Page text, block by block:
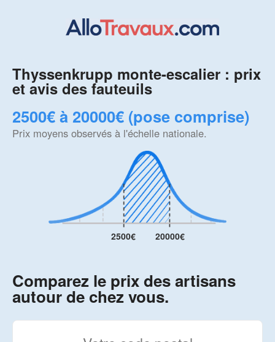
Thyssenkrupp monte-escalier : prix
et avis des fauteuils
2500€ à 20000€ (pose comprise)
Prix moyens observés à l'échelle nationale.
2500€ 20000€
Comparez le prix des artisans
autour de chez vous.